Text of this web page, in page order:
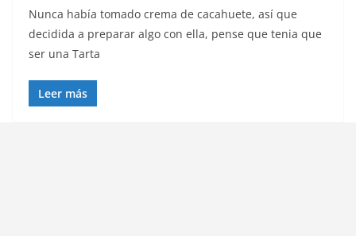
Nunca había tomado crema de cacahuete, así que
decidida a preparar algo con ella, pense que tenia que
ser una Tarta
Leer más